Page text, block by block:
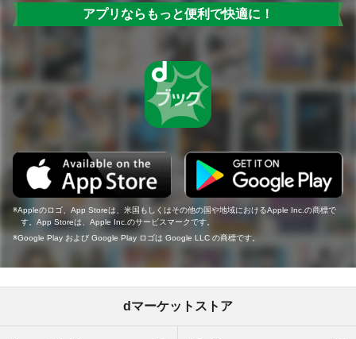
アプリならもっと便利で快適に！
Appleのロゴ、App Storeは、米国もしくはその他の国や地域におけるApple Inc.の商標で
す。App Storeは、Apple Inc.のサービスマークです。
Google Play および Google Play ロゴは Google LLC の商標です。
dマーケットストア